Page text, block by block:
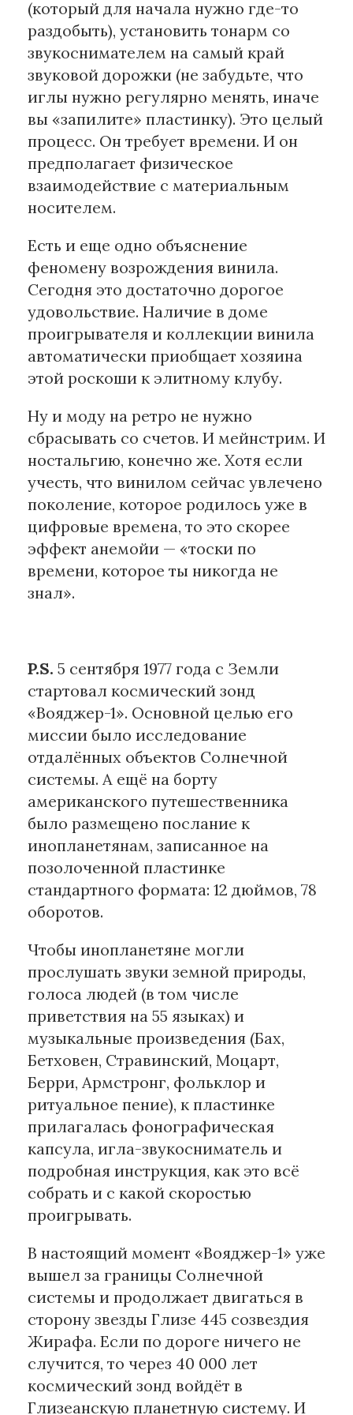
(который для начала нужно где-то
раздобыть), установить тонарм со
звукоснимателем на самый край
звуковой дорожки (не забудьте, что
иглы нужно регулярно менять, иначе
вы «запилите» пластинку). Это целый
процесс. Он требует времени. И он
предполагает физическое
взаимодействие с материальным
носителем.
Есть и еще одно объяснение
феномену возрождения винила.
Сегодня это достаточно дорогое
удовольствие. Наличие в доме
проигрывателя и коллекции винила
автоматически приобщает хозяина
этой роскоши к элитному клубу.
Ну и моду на ретро не нужно
сбрасывать со счетов. И мейнстрим. И
ностальгию, конечно же. Хотя если
учесть, что винилом сейчас увлечено
поколение, которое родилось уже в
цифровые времена, то это скорее
эффект анемойи — «тоски по
времени, которое ты никогда не
знал».
P.S. 5 сентября 1977 года с Земли
стартовал космический зонд
«Вояджер-1». Основной целью его
миссии было исследование
отдалённых объектов Солнечной
системы. А ещё на борту
американского путешественника
было размещено послание к
инопланетянам, записанное на
позолоченной пластинке
стандартного формата: 12 дюймов, 78
оборотов.
Чтобы инопланетяне могли
прослушать звуки земной природы,
голоса людей (в том числе
приветствия на 55 языках) и
музыкальные произведения (Бах,
Бетховен, Стравинский, Моцарт,
Берри, Армстронг, фольклор и
ритуальное пение), к пластинке
прилагалась фонографическая
капсула, игла-звукосниматель и
подробная инструкция, как это всё
собрать и с какой скоростью
проигрывать.
В настоящий момент «Вояджер-1» уже
вышел за границы Солнечной
системы и продолжает двигаться в
сторону звезды Глизе 445 созвездия
Жирафа. Если по дороге ничего не
случится, то через 40 000 лет
космический зонд войдёт в
Глизеанскую планетную систему. И